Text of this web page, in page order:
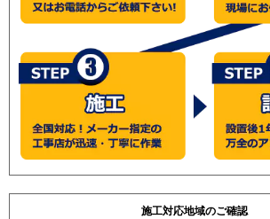
施工対応地域のご確認